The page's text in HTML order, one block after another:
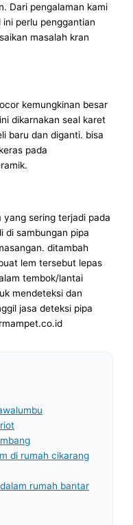
Dari pengalaman kami
perlu penggantian
masalah kran
kemungkinan besar
dikarnakan seal karet
baru dan diganti. bisa
pada
sering terjadi pada
di sambungan pipa
ditambah
lem tersebut lepas
tembok/lantai
mendeteksi dan
jasa deteksi pipa
di rumah cikarang
rumah bantar